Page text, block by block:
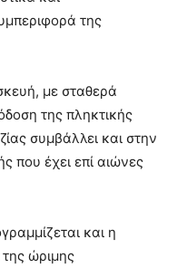
της
με σταθερά
της πληκτικής
συμβάλλει και στην
που έχει επί αιώνες
και η
της ώριμης